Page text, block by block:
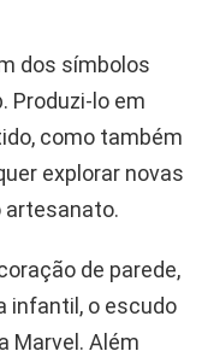
dos símbolos
Produzi-lo em
como também
explorar novas
artesanato.
de parede,
infantil, o escudo
Marvel. Além